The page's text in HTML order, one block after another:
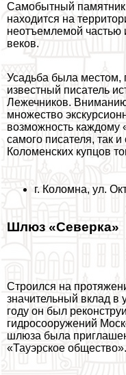
Самобытный памятник
находится на
неотъемлемой частью
веков.
Усадьба была местом,
известный писатель
Лежечников. Вниманию
множество
возможность каждому
самого писателя, так
Коломенских купцов
г. Коломна, ул.
Шлюз «Северка»
Строился на
значительный вклад в
году он был
гидросооружений
шлюза была
«Тауэрское общество».